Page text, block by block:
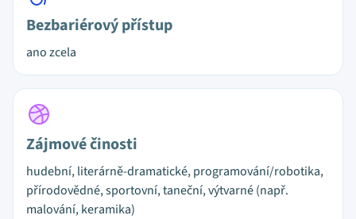
Bezbariérový přístup
ano zcela
Zájmové činosti
hudební, literárně-dramatické, programování/robotika,
přírodovědné, sportovní, taneční, výtvarné (např.
malování, keramika)